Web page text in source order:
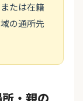
たは在籍
の通所先